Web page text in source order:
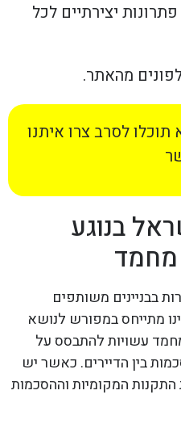
יצירתיים לכל
מהאתר.
לסרב צרו איתנו
בנוגע
מחמד
בבניינים משותפים
מתייחס במפורש לנושא
עשויות להתבסס על
בין הדיירים. כאשר יש
המקומיות וההסכמות